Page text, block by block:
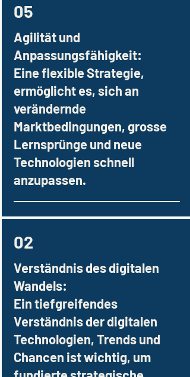
05
Agilität und
Anpassungsfähigkeit:
Eine flexible Strategie,
ermöglicht es, sich an
verändernde
Marktbedingungen, grosse
Lernsprünge und neue
Technologien schnell
anzupassen.
02
Verständnis des digitalen
Wandels:
Ein tiefgreifendes
Verständnis der digitalen
Technologien, Trends und
Chancen ist wichtig, um